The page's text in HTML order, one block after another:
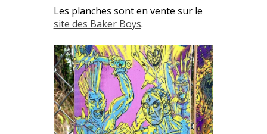
Les planches sont en vente sur le
site des Baker Boys.